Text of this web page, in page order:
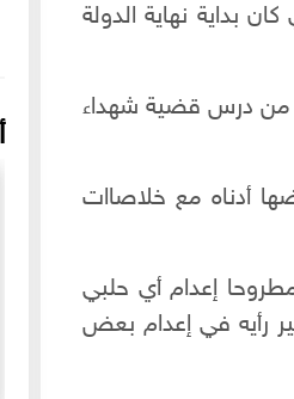
بداية نهاية الدولة
من درس قضية شهداء
أدناه مع خلاصاات
إعدام أي حلبي
رأيه في إعدام بعض